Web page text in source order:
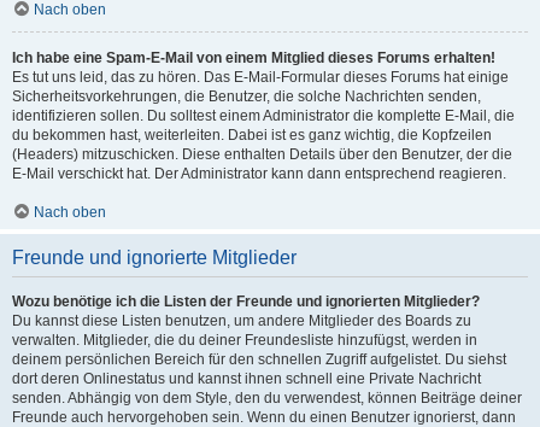
Nach oben
Ich habe eine Spam-E-Mail von einem Mitglied dieses Forums erhalten!
Es tut uns leid, das zu hören. Das E-Mail-Formular dieses Forums hat einige
Sicherheitsvorkehrungen, die Benutzer, die solche Nachrichten senden,
identifizieren sollen. Du solltest einem Administrator die komplette E-Mail, die
du bekommen hast, weiterleiten. Dabei ist es ganz wichtig, die Kopfzeilen
(Headers) mitzuschicken. Diese enthalten Details über den Benutzer, der die
E-Mail verschickt hat. Der Administrator kann dann entsprechend reagieren.
Nach oben
Freunde und ignorierte Mitglieder
Wozu benötige ich die Listen der Freunde und ignorierten Mitglieder?
Du kannst diese Listen benutzen, um andere Mitglieder des Boards zu
verwalten. Mitglieder, die du deiner Freundesliste hinzufügst, werden in
deinem persönlichen Bereich für den schnellen Zugriff aufgelistet. Du siehst
dort deren Onlinestatus und kannst ihnen schnell eine Private Nachricht
senden. Abhängig von dem Style, den du verwendest, können Beiträge deiner
Freunde auch hervorgehoben sein. Wenn du einen Benutzer ignorierst, dann